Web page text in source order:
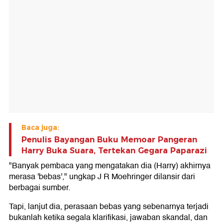
Baca juga:
Penulis Bayangan Buku Memoar Pangeran
Harry Buka Suara, Tertekan Gegara Paparazi
"Banyak pembaca yang mengatakan dia (Harry) akhirnya
merasa 'bebas'," ungkap J R Moehringer dilansir dari
berbagai sumber.
Tapi, lanjut dia, perasaan bebas yang sebenarnya terjadi
bukanlah ketika segala klarifikasi, jawaban skandal, dan